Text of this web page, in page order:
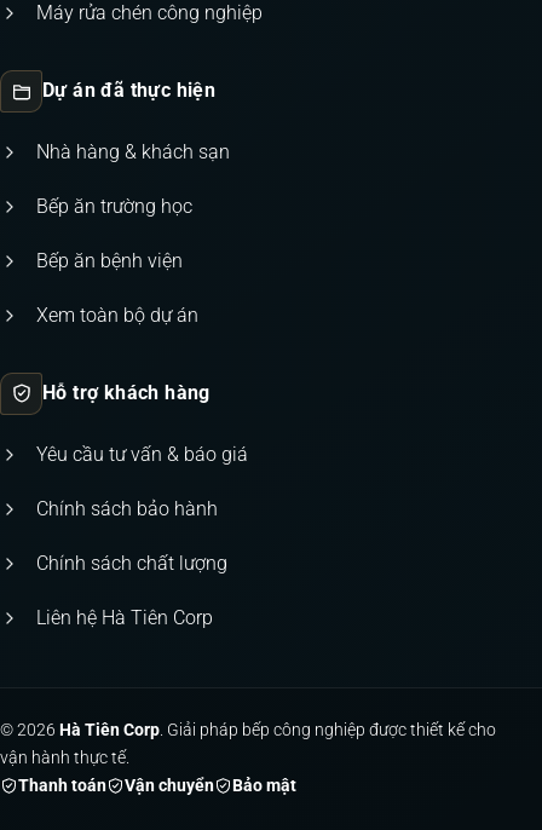
Máy rửa chén công nghiệp
Dự án đã thực hiện
Nhà hàng & khách sạn
Bếp ăn trường học
Bếp ăn bệnh viện
Xem toàn bộ dự án
Hỗ trợ khách hàng
Yêu cầu tư vấn & báo giá
Chính sách bảo hành
Chính sách chất lượng
Liên hệ Hà Tiên Corp
© 2026 Hà Tiên Corp . Giải pháp bếp công nghiệp được thiết kế cho
vận hành thực tế.
Thanh toán
Vận chuyển Bảo mật